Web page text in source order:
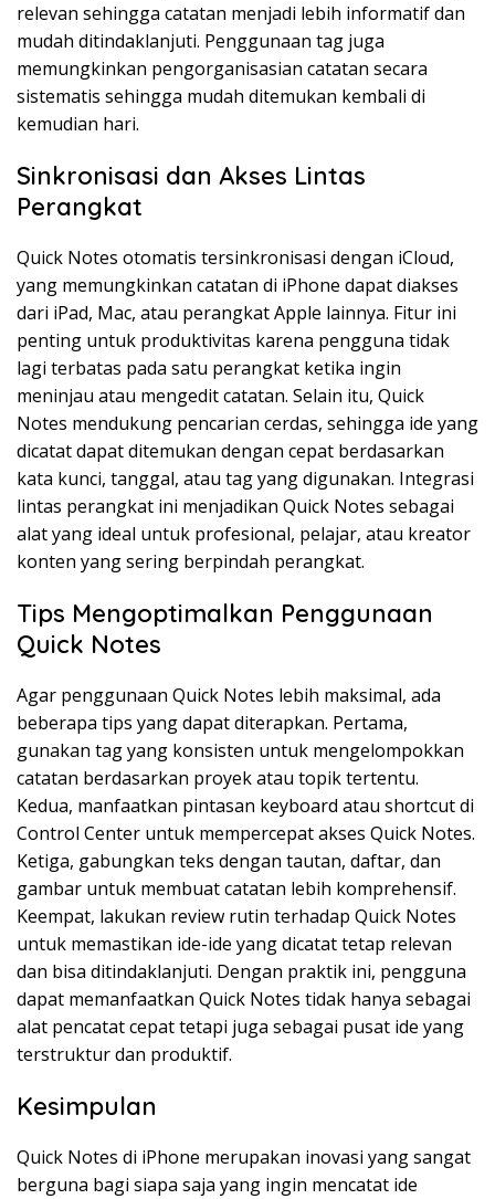
relevan sehingga catatan menjadi lebih informatif dan
mudah ditindaklanjuti. Penggunaan tag juga
memungkinkan pengorganisasian catatan secara
sistematis sehingga mudah ditemukan kembali di
kemudian hari.
Sinkronisasi dan Akses Lintas
Perangkat
Quick Notes otomatis tersinkronisasi dengan iCloud,
yang memungkinkan catatan di iPhone dapat diakses
dari iPad, Mac, atau perangkat Apple lainnya. Fitur ini
penting untuk produktivitas karena pengguna tidak
lagi terbatas pada satu perangkat ketika ingin
meninjau atau mengedit catatan. Selain itu, Quick
Notes mendukung pencarian cerdas, sehingga ide yang
dicatat dapat ditemukan dengan cepat berdasarkan
kata kunci, tanggal, atau tag yang digunakan. Integrasi
lintas perangkat ini menjadikan Quick Notes sebagai
alat yang ideal untuk profesional, pelajar, atau kreator
konten yang sering berpindah perangkat.
Tips Mengoptimalkan Penggunaan
Quick Notes
Agar penggunaan Quick Notes lebih maksimal, ada
beberapa tips yang dapat diterapkan. Pertama,
gunakan tag yang konsisten untuk mengelompokkan
catatan berdasarkan proyek atau topik tertentu.
Kedua, manfaatkan pintasan keyboard atau shortcut di
Control Center untuk mempercepat akses Quick Notes.
Ketiga, gabungkan teks dengan tautan, daftar, dan
gambar untuk membuat catatan lebih komprehensif.
Keempat, lakukan review rutin terhadap Quick Notes
untuk memastikan ide-ide yang dicatat tetap relevan
dan bisa ditindaklanjuti. Dengan praktik ini, pengguna
dapat memanfaatkan Quick Notes tidak hanya sebagai
alat pencatat cepat tetapi juga sebagai pusat ide yang
terstruktur dan produktif.
Kesimpulan
Quick Notes di iPhone merupakan inovasi yang sangat
berguna bagi siapa saja yang ingin mencatat ide